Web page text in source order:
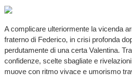
A complicare ulteriormente la vicenda
fraterno di Federico, in crisi profonda
perdutamente di una certa Valentina.
confidenze, scelte sbagliate e
muove con ritmo vivace e umorismo